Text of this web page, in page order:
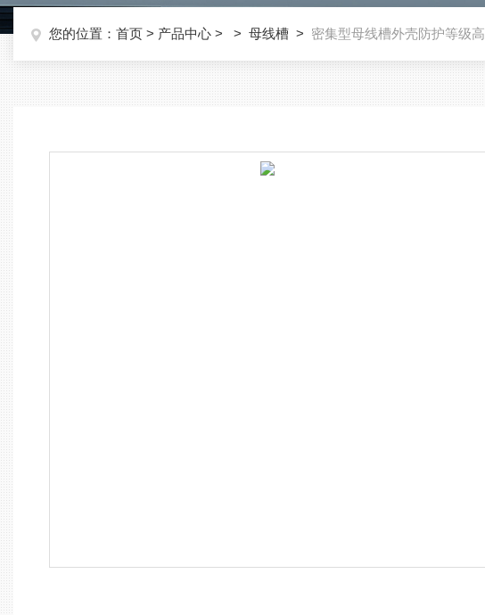
您的位置： 首页 > 产品中心 > > 母线槽 > 密集型母线槽外壳防护等级高